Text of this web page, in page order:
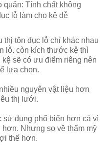
quản: Tính chất không
lỗ làm cho kệ dễ
tôn đục lỗ chỉ khác nhau
lỗ. còn kích thước kệ thì
sẽ có ưu điểm riêng nên
lựa chọn.
nguyên vật liệu hơn
thị lưới.
dụng phổ biến hơn cả vì
Nhưng so về thẩm mỹ
thế hơn.